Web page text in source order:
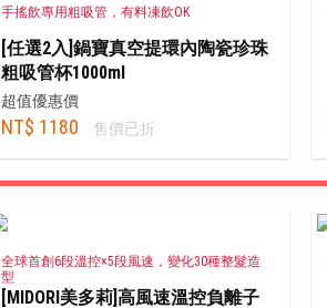
手搖飲專用粗吸管，有料凍飲OK
[任選2入]鍋寶真空提環內陶瓷珍珠
粗吸管杯1000ml
超值優惠價
NT$ 1180 售價已折
全球首創6段溫控×5段風速，變化30種整髮造
型
[MIDORI美多莉]高風速溫控負離子